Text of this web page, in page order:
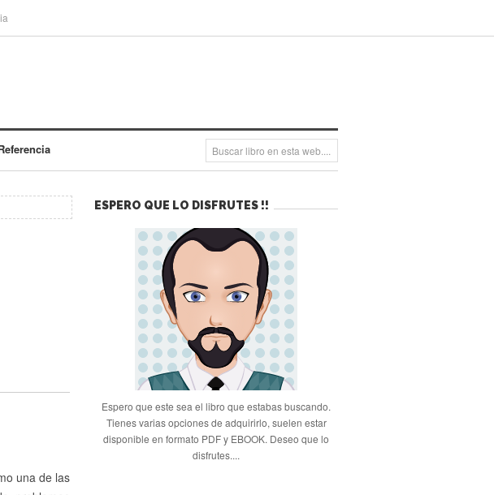
una de las
ESPERO QUE LO DISFRUTES !!
Espero que este sea el libro que estabas buscando.
Tienes varias opciones de adquirirlo, suelen estar
disponible en formato PDF y EBOOK. Deseo que lo
disfrutes....